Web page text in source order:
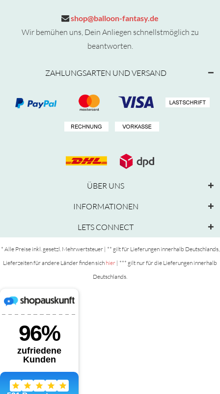
shop@balloon-fantasy.de
Wir bemühen uns, Dein Anliegen schnellstmöglich zu
beantworten.
ZAHLUNGSARTEN UND VERSAND
ÜBER UNS
INFORMATIONEN
LETS CONNECT
* Alle Preise inkl. gesetzl. Mehrwertsteuer | ** gilt für Lieferungen innerhalb Deutschlands,
Lieferzeiten für andere Länder finden sich hier | *** gilt nur für die Lieferungen innerhalb
Deutschlands.